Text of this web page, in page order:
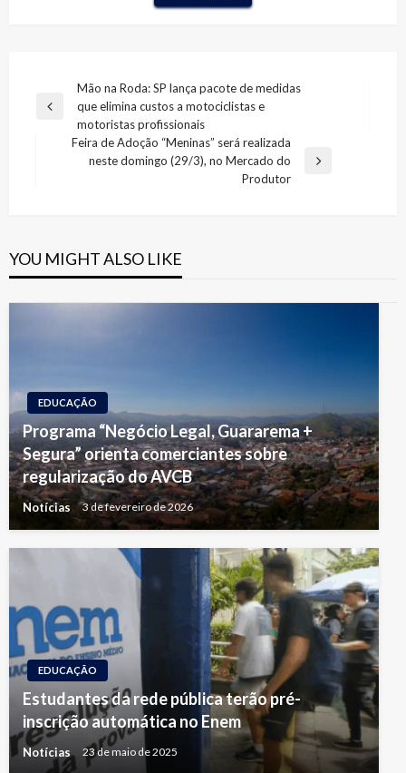
Navegação
de
Post
Previous
Mão na Roda: SP lança pacote de medidas
que elimina custos a motociclistas e
motoristas profissionais
Feira de Adoção “Meninas” será realizada
neste domingo (29/3), no Mercado do
Produtor
YOU MIGHT ALSO LIKE
EDUCAÇÃO
Programa “Negócio Legal, Guararema +
Segura” orienta comerciantes sobre
regularização do AVCB
Notícias 3 de fevereiro de 2026
EDUCAÇÃO
Estudantes da rede pública terão pré-
inscrição automática no Enem
Notícias 23 de maio de 2025